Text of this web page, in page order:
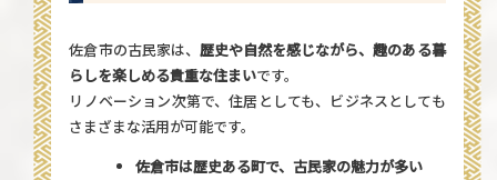
佐倉市の古民家は、 歴史や自然を感じながら、趣のある暮
らしを楽しめる貴重な住まいです。
リノベーション次第で、住居としても、ビジネスとしても
さまざまな活用が可能です。
佐倉市は歴史ある町で、古民家の魅力が多い